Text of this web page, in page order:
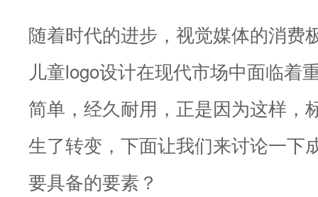
随着时代的进步，视觉媒体的消费
儿童logo设计在现代市场中面临着
简单，经久耐用，正是因为这样，
生了转变，下面让我们来讨论一下
要具备的要素？